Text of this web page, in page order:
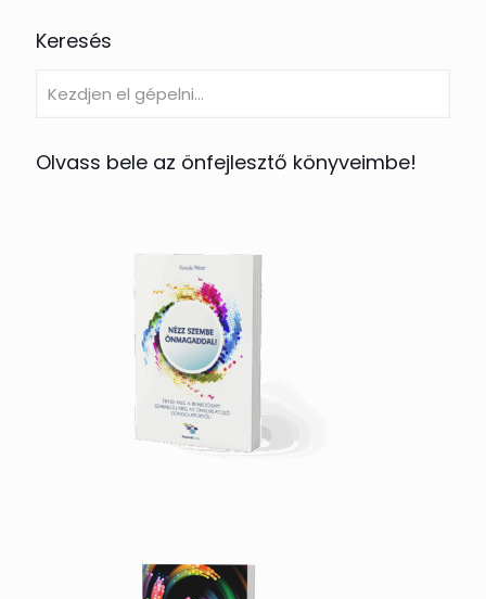
Keresés
Olvass bele az önfejlesztő könyveimbe!